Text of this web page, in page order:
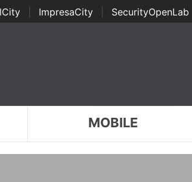
ImpresaCity SecurityOpenLab
MOBILE